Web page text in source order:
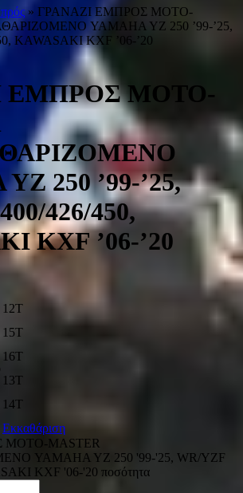
» ΓΡΑΝΑΖΙ ΕΜΠΡΟΣ MOTO-
YAMAHA YZ 250 ’99-’25,
KAWASAKI KXF ’06-’20
ΕΜΠΡΟΣ MOTO-
250 ’99-’25,
426/450,
KXF ’06-’20
12T
15T
16T
13T
14T
Εκκαθάριση
MASTER
YAMAHA YZ 250 '99-'25, WR/YZF
KXF '06-'20 ποσότητα